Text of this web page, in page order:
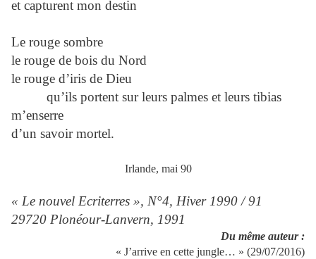
et capturent mon destin
Le rouge sombre
le rouge de bois du Nord
le rouge d’iris de Dieu
qu’ils portent sur leurs palmes et leurs tibias
m’enserre
d’un savoir mortel.
Irlande, mai 90
« Le nouvel Ecriterres », N°4, Hiver 1990 / 91
29720 Plonéour-Lanvern, 1991
Du même auteur :
« J’arrive en cette jungle… » (29/07/2016)